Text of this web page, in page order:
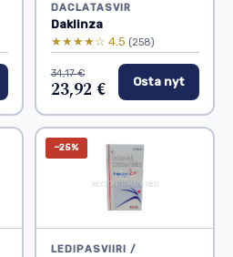
DACLATASVIR
Daklinza
★★★★☆ 4.5 (258)
34,17 €
23,92 € Osta nyt
−25%
LEDIPASVIIRI /